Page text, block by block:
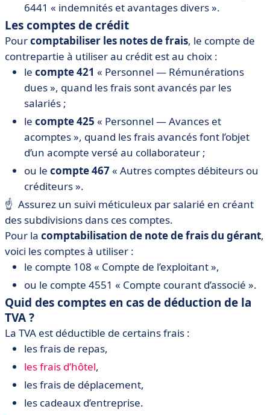
6441 « indemnités et avantages divers ».
Les comptes de crédit
Pourcomptabiliser les notes de frais, le compte de
contrepartie à utiliser au crédit est au choix :
le compte 421 « Personnel — Rémunérations
dues », quand les frais sont avancés par les
salariés ;
le compte 425 « Personnel — Avances et
acomptes », quand les frais avancés font l’objet
d’un acompte versé au collaborateur ;
ou le compte 467« Autres comptes débiteurs ou
créditeurs ».
☝️ Assurez un suivi méticuleux par salarié en créant
des subdivisions dans ces comptes.
Pour la comptabilisation de note de frais du gérant,
voici les comptes à utiliser :
le compte 108 « Compte de l’exploitant »,
ou le compte 4551 « Compte courant d’associé ».
Quid des comptes en cas de déduction de la
TVA ?
La TVA est déductible de certains frais :
les frais de repas,
les frais d’hôtel,
les frais de déplacement,
les cadeaux d’entreprise.